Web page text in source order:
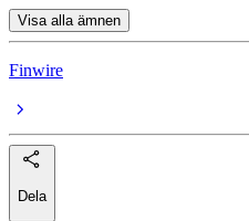
Visa alla ämnen
Finwire
Dela